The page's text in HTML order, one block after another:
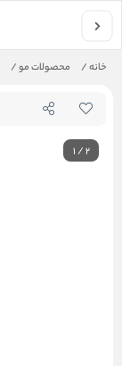
خانه/ محصولات مو/
1/2